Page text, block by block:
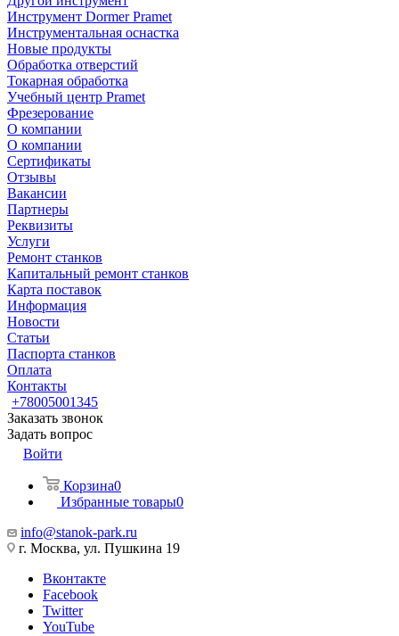
Инструмент Dormer Pramet
Инструментальная оснастка
Новые продукты
Обработка отверстий
Токарная обработка
Учебный центр Pramet
Фрезерование
О компании
О компании
Сертификаты
Отзывы
Вакансии
Партнеры
Реквизиты
Услуги
Ремонт станков
Капитальный ремонт станков
Карта поставок
Информация
Новости
Статьи
Паспорта станков
Оплата
Контакты
+78005001345
Заказать звонок
Задать вопрос
Войти
Корзина0
Избранные товары0
info@stanok-park.ru
г. Москва, ул. Пушкина 19
Вконтакте
Facebook
Twitter
YouTube